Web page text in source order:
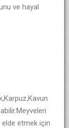
ve hayal
elde etmek için